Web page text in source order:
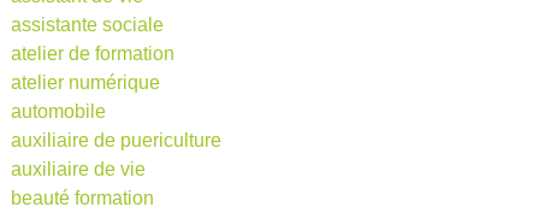
assistante sociale
atelier de formation
atelier numérique
automobile
auxiliaire de puericulture
auxiliaire de vie
beauté formation